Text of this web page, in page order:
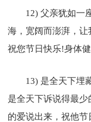
12) 父亲犹如一
海，宽阔而澎湃，
祝您节日快乐!身体
13) 是全天下埋
是全天下诉说得最
的爱说出来，祝他节